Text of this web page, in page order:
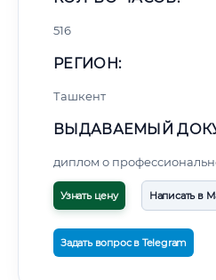
516
РЕГИОН:
Ташкент
ВЫДАВАЕМЫЙ
диплом о
Узнать цену Написать в
Задать вопрос в Telegram